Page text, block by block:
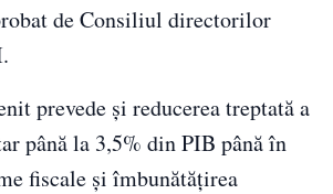
de Consiliul directorilor
prevede și reducerea treptată a
până la 3,5% din PIB până în
fiscale și îmbunătățirea